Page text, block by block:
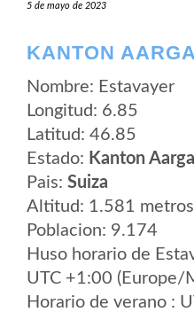
5 de mayo de 2023
KANTON
Nombre: Estavayer
Longitud: 6.85
Latitud: 46.85
Estado: Kanton
Pais: Suiza
Altitud: 1.581
Poblacion: 9.174
Huso horario de
UTC +1:00 (Europe/
Horario de verano :